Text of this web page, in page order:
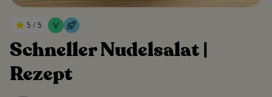
5 / 5
Schneller Nudelsalat |
Rezept